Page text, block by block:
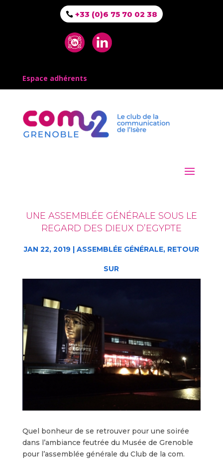
+33 (0)6 75 70 02 38
Espace adhérents
UNE ASSEMBLÉE GÉNÉRALE SOUS LE
REGARD DES DIEUX D’EGYPTE
JAN 22, 2019 | ASSEMBLÉE GÉNÉRALE, RETOUR
SUR
Quel bonheur de se retrouver pour une soirée
dans l’ambiance feutrée du Musée de Grenoble
pour l’assemblée générale du Club de la com.